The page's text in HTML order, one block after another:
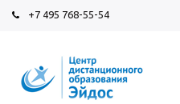
+7 495 768-55-54